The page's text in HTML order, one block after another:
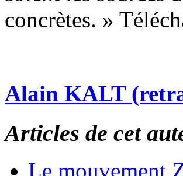
concrètes. »
Alain KALT
Articles de cet
Le mouvement